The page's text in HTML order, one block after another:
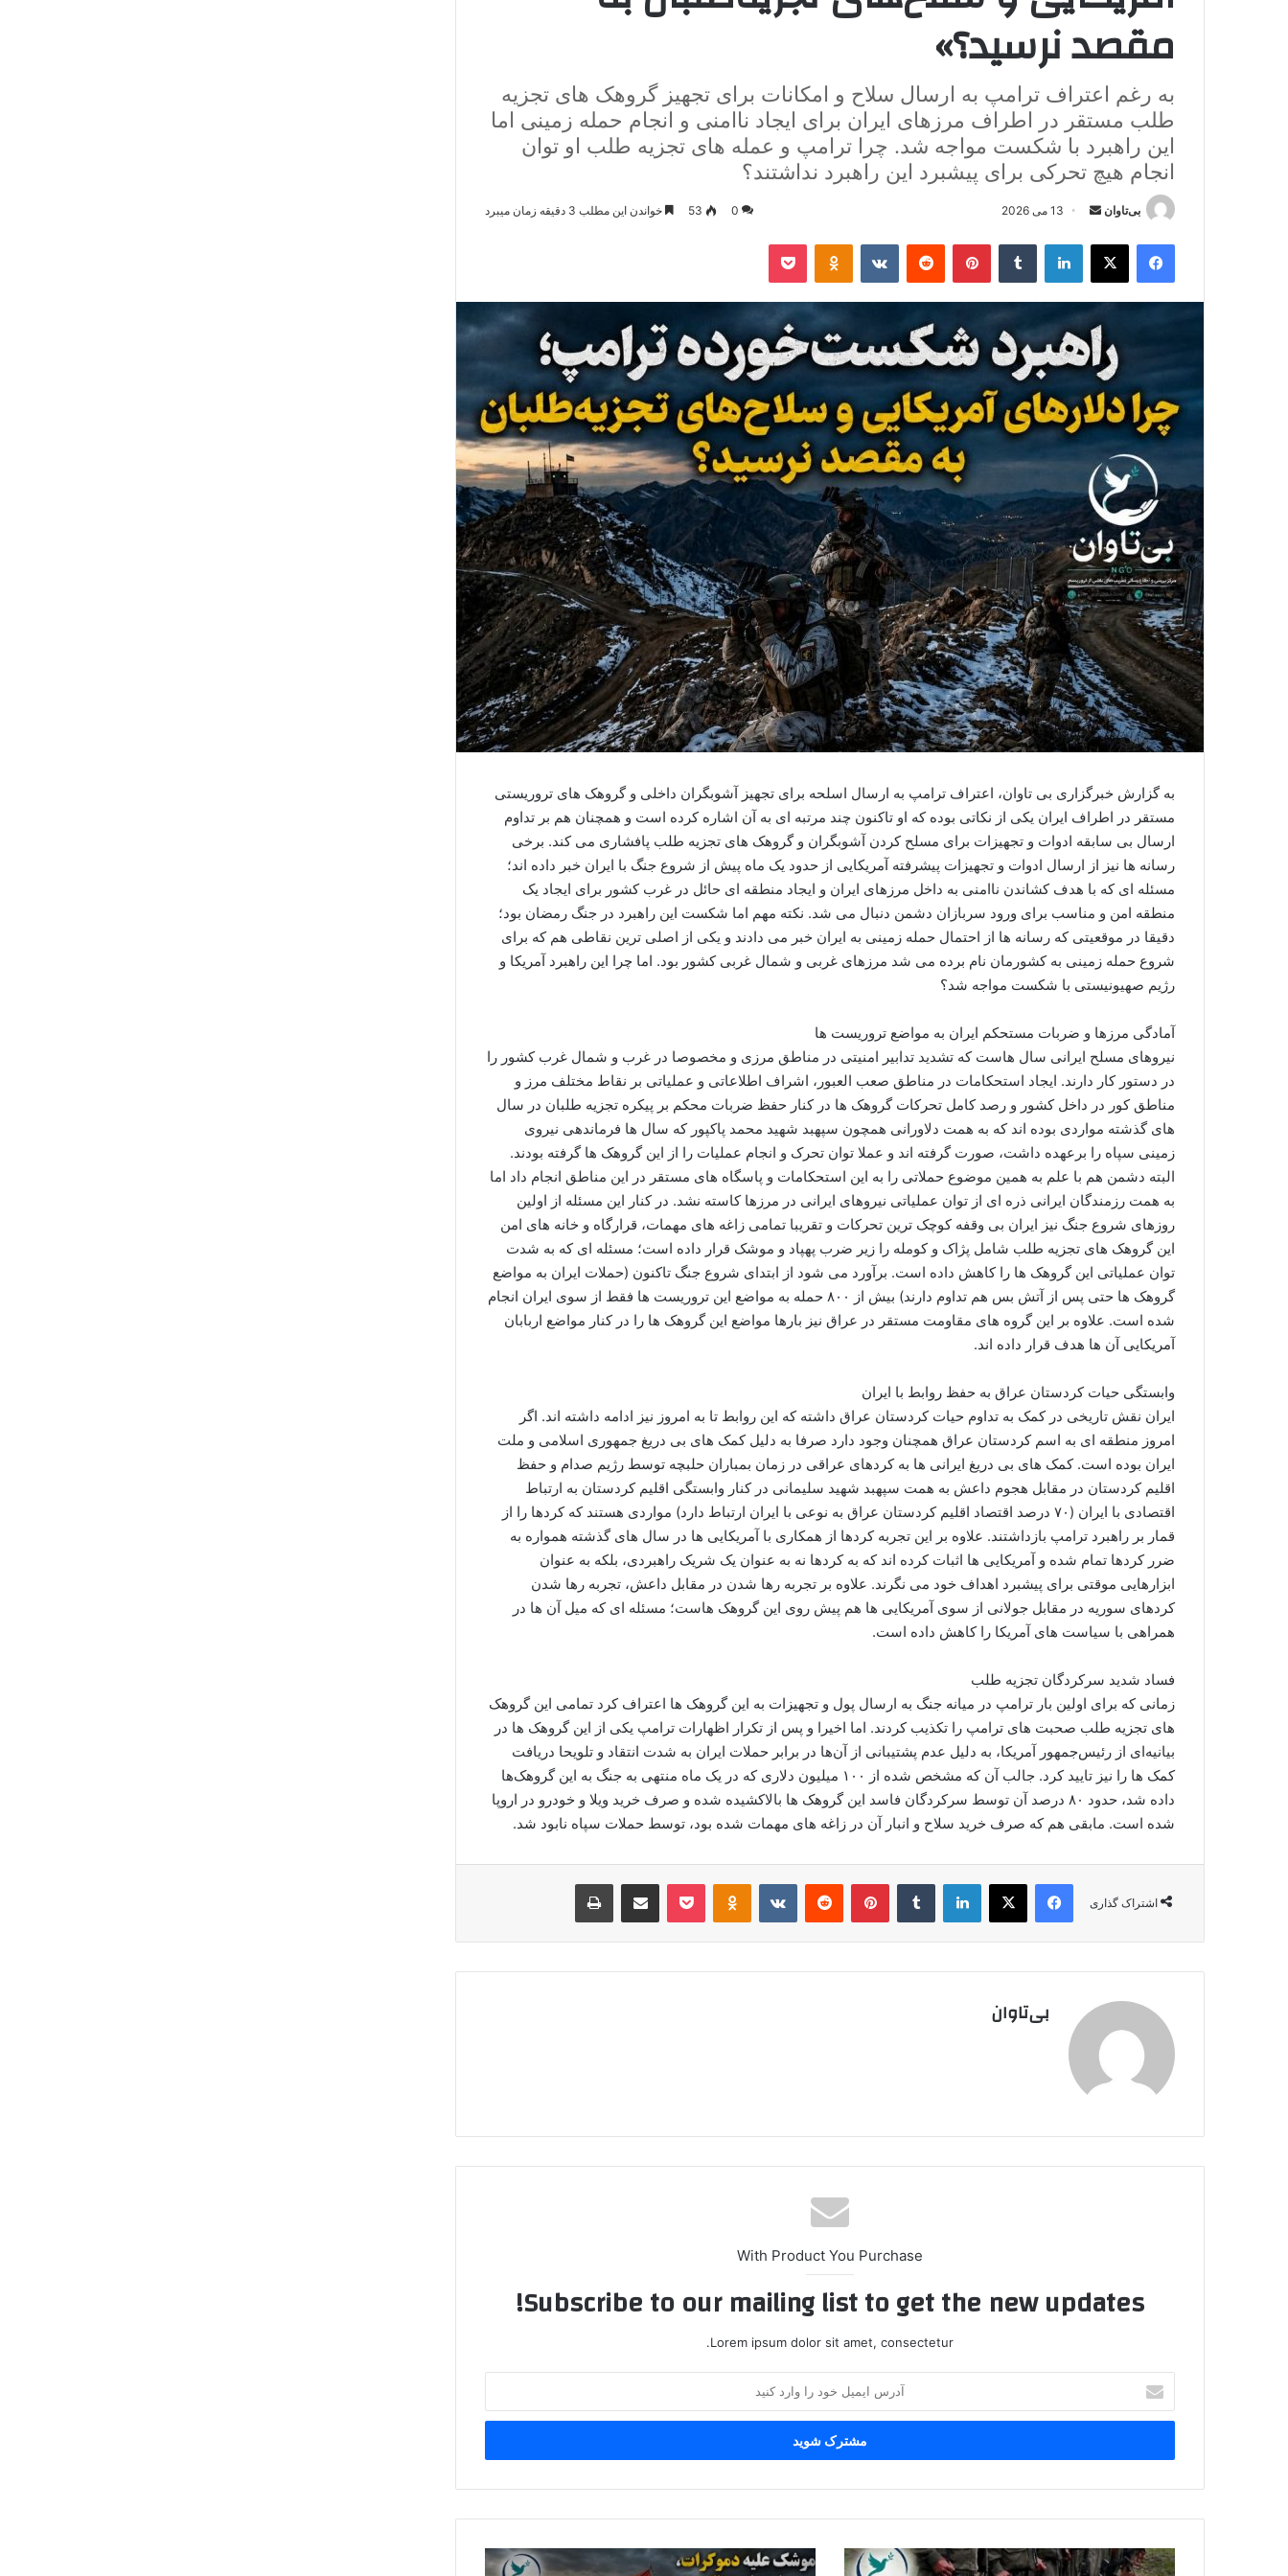
مقصد نرسید؟»
به رغم اعتراف ترامپ به ارسال سلاح و امکانات برای تجهیز گروهک های تجزیه
طلب مستقر در اطراف مرزهای ایران برای ایجاد ناامنی و انجام حمله زمینی اما
این راهبرد با شکست مواجه شد. چرا ترامپ و عمله های تجزیه طلب او توان
انجام هیچ تحرکی برای پیشبرد این راهبرد نداشتند؟
بی‌تاوان
ل
ا
ی
م
ی
ل
13 می 2026 0
53 خواندن این مطلب 3 دقیقه زمان میبرد
فیس بوک لینکدین ‫پین‌ترست ‫رددیت
به گزارش خبرگزاری بی تاوان، اعتراف ترامپ به ارسال اسلحه برای تجهیز آشوبگران داخلی و گروهک های تروریستی
مستقر در اطراف ایران یکی از نکاتی بوده که او تاکنون چند مرتبه ای به آن اشاره کرده است و همچنان هم بر تداوم
ارسال بی سابقه ادوات و تجهیزات برای مسلح کردن آشوبگران و گروهک های تجزیه طلب پافشاری می کند. برخی
رسانه ها نیز از ارسال ادوات و تجهیزات پیشرفته آمریکایی از حدود یک ماه پیش از شروع جنگ با ایران خبر داده اند؛
مسئله ای که با هدف کشاندن ناامنی به داخل مرزهای ایران و ایجاد منطقه ای حائل در غرب کشور برای ایجاد یک
منطقه امن و مناسب برای ورود سربازان دشمن دنبال می شد. نکته مهم اما شکست این راهبرد در جنگ رمضان بود؛
دقیقا در موقعیتی که رسانه ها از احتمال حمله زمینی به ایران خبر می دادند و یکی از اصلی ترین نقاطی هم که برای
شروع حمله زمینی به کشورمان نام برده می شد مرزهای غربی و شمال غربی کشور بود. اما چرا این راهبرد آمریکا و
رژیم صهیونیستی با شکست مواجه شد؟
آمادگی مرزها و ضربات مستحکم ایران به مواضع تروریست ها
نیروهای مسلح ایرانی سال هاست که تشدید تدابیر امنیتی در مناطق مرزی و مخصوصا در غرب و شمال غرب کشور را
در دستور کار دارند. ایجاد استحکامات در مناطق صعب العبور، اشراف اطلاعاتی و عملیاتی بر نقاط مختلف مرز و
مناطق کور در داخل کشور و رصد کامل تحرکات گروهک ها در کنار حفظ ضربات محکم بر پیکره تجزیه طلبان در سال
های گذشته مواردی بوده اند که به همت دلاورانی همچون سپهبد شهید محمد پاکپور که سال ها فرماندهی نیروی
زمینی سپاه را برعهده داشت، صورت گرفته اند و عملا توان تحرک و انجام عملیات را از این گروهک ها گرفته بودند.
البته دشمن هم با علم به همین موضوع حملاتی را به این استحکامات و پاسگاه های مستقر در این مناطق انجام داد اما
به همت رزمندگان ایرانی ذره ای از توان عملیاتی نیروهای ایرانی در مرزها کاسته نشد. در کنار این مسئله از اولین
روزهای شروع جنگ نیز ایران بی وقفه کوچک ترین تحرکات و تقریبا تمامی زاغه های مهمات، قرارگاه و خانه های امن
این گروهک های تجزیه طلب شامل پژاک و کومله را زیر ضرب پهپاد و موشک قرار داده است؛ مسئله ای که به شدت
توان عملیاتی این گروهک ها را کاهش داده است. برآورد می شود از ابتدای شروع جنگ تاکنون (حملات ایران به مواضع
گروهک ها حتی پس از آتش بس هم تداوم دارند) بیش از ۸۰۰ حمله به مواضع این تروریست ها فقط از سوی ایران انجام
شده است. علاوه بر این گروه های مقاومت مستقر در عراق نیز بارها مواضع این گروهک ها را در کنار مواضع اربابان
آمریکایی آن ها هدف قرار داده اند.
وابستگی حیات کردستان عراق به حفظ روابط با ایران
ایران نقش تاریخی در کمک به تداوم حیات کردستان عراق داشته که این روابط تا به امروز نیز ادامه داشته اند. اگر
امروز منطقه ای به اسم کردستان عراق همچنان وجود دارد صرفا به دلیل کمک های بی دریغ جمهوری اسلامی و ملت
ایران بوده است. کمک های بی دریغ ایرانی ها به کردهای عراقی در زمان بمباران حلبچه توسط رژیم صدام و حفظ
اقلیم کردستان در مقابل هجوم داعش به همت سپهبد شهید سلیمانی در کنار وابستگی اقلیم کردستان به ارتباط
اقتصادی با ایران (۷۰ درصد اقتصاد اقلیم کردستان عراق به نوعی با ایران ارتباط دارد) مواردی هستند که کردها را از
قمار بر راهبرد ترامپ بازداشتند. علاوه بر این تجربه کردها از همکاری با آمریکایی ها در سال های گذشته همواره به
ضرر کردها تمام شده و آمریکایی ها اثبات کرده اند که به کردها نه به عنوان یک شریک راهبردی، بلکه به عنوان
ابزارهایی موقتی برای پیشبرد اهداف خود می نگرند. علاوه بر تجربه رها شدن در مقابل داعش، تجربه رها شدن
کردهای سوریه در مقابل جولانی از سوی آمریکایی ها هم پیش روی این گروهک هاست؛ مسئله ای که میل آن ها در
همراهی با سیاست های آمریکا را کاهش داده است.
فساد شدید سرکردگان تجزیه طلب
زمانی که برای اولین بار ترامپ در میانه جنگ به ارسال پول و تجهیزات به این گروهک ها اعتراف کرد تمامی این گروهک
های تجزیه طلب صحبت های ترامپ را تکذیب کردند. اما اخیرا و پس از تکرار اظهارات ترامپ یکی از این گروهک ها در
بیانیه‌ای از رئیس‌جمهور آمریکا، به دلیل عدم پشتیبانی از آن‌ها در برابر حملات ایران به شدت انتقاد و تلویحا دریافت
کمک ها را نیز تایید کرد. جالب آن که مشخص شده از ۱۰۰ میلیون دلاری که در یک ماه منتهی به جنگ به این گروهک‌ها
داده شد، حدود ۸۰ درصد آن توسط سرکردگان فاسد این گروهک ها بالاکشیده شده و صرف خرید ویلا و خودرو در اروپا
شده است. مابقی هم که صرف خرید سلاح و انبار آن در زاغه های مهمات شده بود، توسط حملات سپاه نابود شد.
اشتراک گذاری
فیس بوک لینکدین ‫پین‌ترست ‫رددیت پاکت اشتراک گذاری از طریق ایمیل
بی‌تاوان
With Product You Purchase
Subscribe to our mailing list to get the new updates!
Lorem ipsum dolor sit amet, consectetur.
ر
ا
ی
خ
ج
«